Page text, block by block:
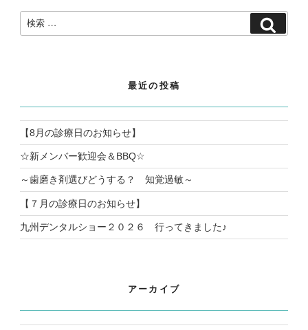
検
索:
索
最近の投稿
【8月の診療日のお知らせ】
☆新メンバー歓迎会＆BBQ☆
～歯磨き剤選びどうする？ 知覚過敏～
【７月の診療日のお知らせ】
九州デンタルショー２０２６ 行ってきました♪
アーカイブ